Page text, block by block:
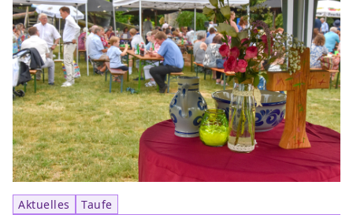
Aktuelles
Taufe